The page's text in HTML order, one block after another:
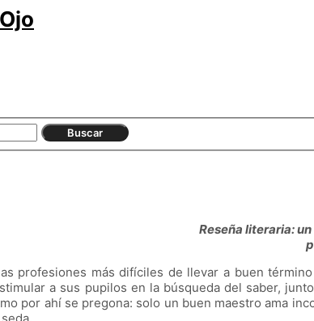
Reseña literaria:
profesiones más difíciles de llevar a buen
a sus pupilos en la búsqueda del saber,
por ahí se pregona: solo un buen maestro ama